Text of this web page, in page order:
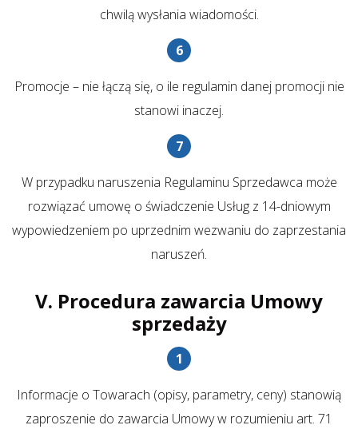
chwilą wysłania wiadomości.
Promocje – nie łączą się, o ile regulamin danej promocji nie
stanowi inaczej.
W przypadku naruszenia Regulaminu Sprzedawca może
rozwiązać umowę o świadczenie Usług z 14-dniowym
wypowiedzeniem po uprzednim wezwaniu do zaprzestania
naruszeń.
V. Procedura zawarcia Umowy
sprzedaży
Informacje o Towarach (opisy, parametry, ceny) stanowią
zaproszenie do zawarcia Umowy w rozumieniu art. 71